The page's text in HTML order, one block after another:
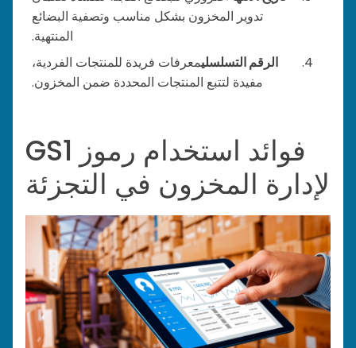
تدوير المخزون بشكل مناسب وتصفية البضائع
المنتهية.
الرقم التسلسليمعرفات فريدة للمنتجات الفردية،
مفيدة لتتبع المنتجات المحددة ضمن المخزون.
فوائد استخدام رموز GS1
لإدارة المخزون في التجزئة